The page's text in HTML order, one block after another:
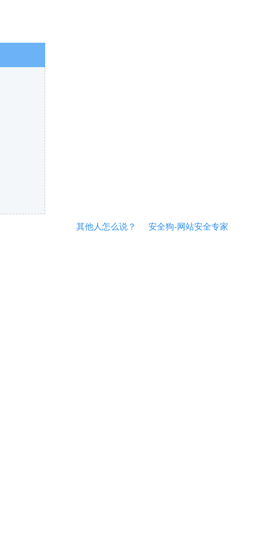
其他人怎么说？ 安全狗-网站安全专家